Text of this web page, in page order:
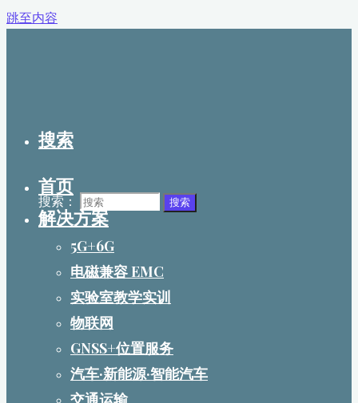
跳至内容
搜索
搜索： 搜索
首页
解决方案
5G+6G
电磁兼容 EMC
实验室教学实训
物联网
GNSS+位置服务
汽车·新能源·智能汽车
交通运输